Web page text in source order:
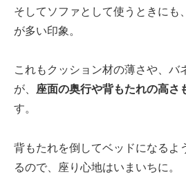
そしてソファとして使うときにも
が多い印象。
これもクッション材の薄さや、バ
が、 座面の奥行や背もたれの高さ
す。
背もたれを倒してベッドになるよ
るので、座り心地はいまいちに。